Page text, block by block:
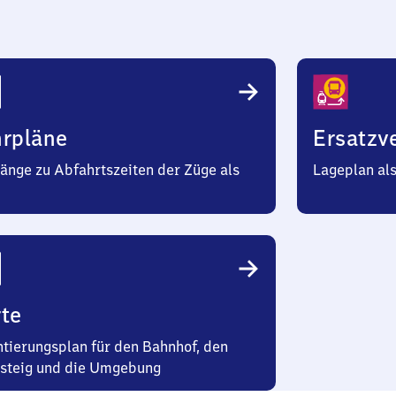
zu Abfahrtszeiten der Züge als
Lageplan
für den Bahnhof, den
und die Umgebung